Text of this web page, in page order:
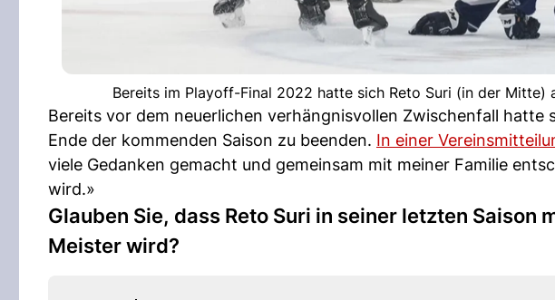
Bereits im Playoff-Final 2022 hatte sich Reto Suri (in der
Bereits vor dem neuerlichen verhängnisvollen Zwischenfall hatte
Ende der kommenden Saison zu beenden. In einer
viele Gedanken gemacht und gemeinsam mit meiner Familie
wird.»
Glauben Sie, dass Reto Suri in seiner letzten Saison
Meister wird?